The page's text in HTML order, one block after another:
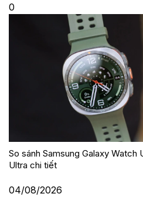
0
So sánh Samsung Galaxy Watch
Ultra chi tiết
04/08/2026